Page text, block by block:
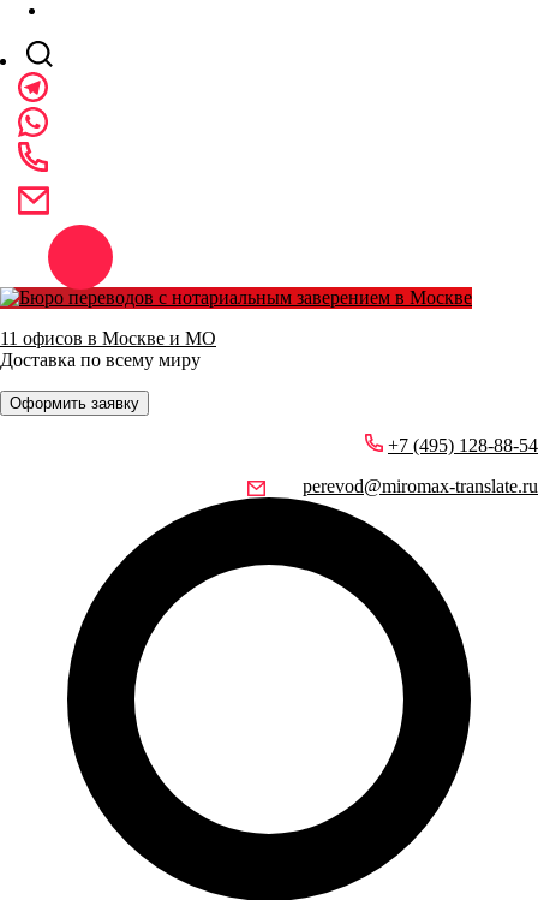
11 офисов в Москве и МО
Доставка по всему миру
Оформить заявку
+7 (495) 128-88-54
perevod@miromax-translate.ru